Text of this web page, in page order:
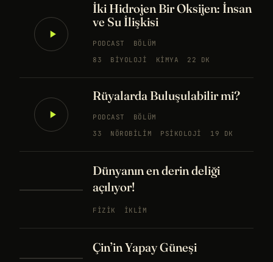
İki Hidrojen Bir Oksijen: İnsan
ve Su İlişkisi
PODCAST
BÖLÜM
83
BIYOLOJI KIMYA 22 DK
Rüyalarda Buluşulabilir mi?
PODCAST
BÖLÜM
33
NÖROBILIM PSIKOLOJI 19 DK
Dünyanın en derin deliği
açılıyor!
FIZIK İKLIM
Çin’in Yapay Güneşi